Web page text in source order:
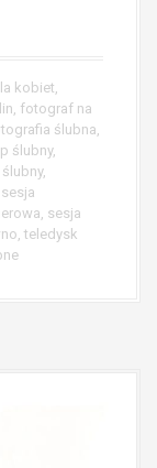
kobiet,
, fotograf na
ślubna,
ślubny,
,
sesja
, sesja
, teledysk